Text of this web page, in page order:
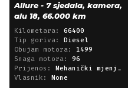
Allure - 7 sjedala, kamera,
alu 18, 66.000 km
Kilometara: 66400
Tip goriva: Diesel
Obujam motora: 1499
Snaga motora: 96
Prijenos: Mehanički mjenjač
Vlasnik: None